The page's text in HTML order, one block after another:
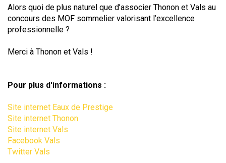
Alors quoi de plus naturel que d’associer Thonon et Vals au
concours des MOF sommelier valorisant l’excellence
professionnelle ?
Merci à Thonon et Vals !
Pour plus d'informations :
Site internet Eaux de Prestige
Site internet Thonon
Site internet Vals
Facebook Vals
Twitter Vals